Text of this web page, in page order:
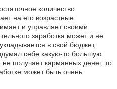
количество
на его возрастные
и управляет своими
заработка может и не
в свой бюджет,
себе какую-то большую
получает карманных денег, то
может быть очень